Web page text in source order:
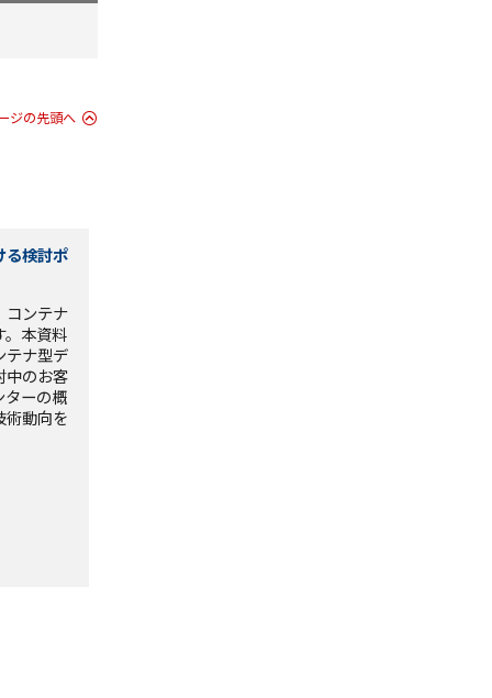
ジの先頭へ
る検討ポ
コンテナ
。本資料
テナ型デ
中のお客
ターの概
術動向を